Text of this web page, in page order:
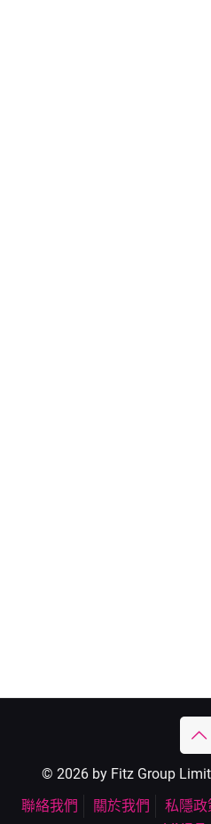
© 2026 by Fitz Group
聯絡我們
關於我們 私隱政